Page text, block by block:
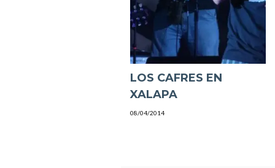
LOS CAFRES EN
XALAPA
08/04/2014